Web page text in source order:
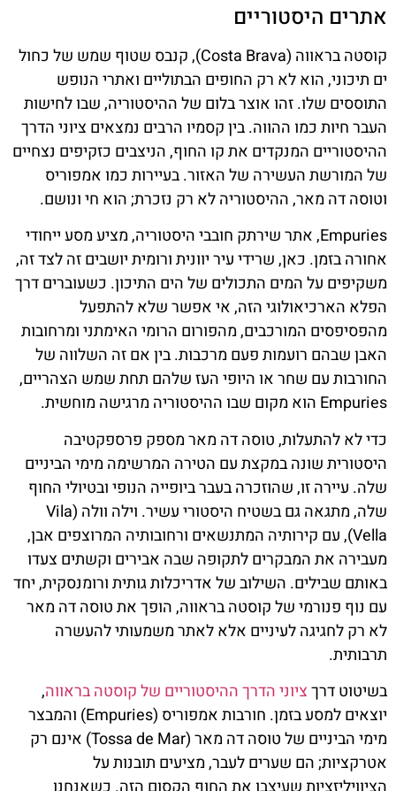
אתרים היסטוריים
קוסטה בראווה (Costa Brava), קנבס שטוף שמש של כחול
ים תיכוני, הוא לא רק החופים הבתוליים ואתרי הנופש
התוססים שלו. זהו אוצר בלום של ההיסטוריה, שבו לחישות
העבר חיות כמו ההווה. בין קסמיו הרבים נמצאים ציוני הדרך
ההיסטוריים המנקדים את קו החוף, הניצבים כזקיפים נצחיים
של המורשת העשירה של האזור. בעיירות כמו אמפוריס
וטוסה דה מאר, ההיסטוריה לא רק נזכרת; הוא חי ונושם.
Empuries, אתר שירתק חובבי היסטוריה, מציע מסע ייחודי
אחורה בזמן. כאן, שרידי עיר יוונית ורומית יושבים זה לצד זה,
משקיפים על המים התכולים של הים התיכון. כשעוברים דרך
הפלא הארכיאולוגי הזה, אי אפשר שלא להתפעל
מהפסיפסים המורכבים, מהפורום הרומי האימתני ומרחובות
האבן שבהם רועמות פעם מרכבות. בין אם זה השלווה של
החורבות עם שחר או היופי העז שלהם תחת שמש הצהריים,
Empuries הוא מקום שבו ההיסטוריה מרגישה מוחשית.
כדי לא להתעלות, טוסה דה מאר מספק פרספקטיבה
היסטורית שונה במקצת עם הטירה המרשימה מימי הביניים
שלה. עיירה זו, שהוזכרה בעבר ביופייה הנופי ובטיולי החוף
שלה, מתגאה גם בשטיח היסטורי עשיר. וילה וולה (Vila
Vella), עם קירותיה המתנשאים ורחובותיה המרוצפים אבן,
מעבירה את המבקרים לתקופה שבה אבירים וקשתים צעדו
באותם שבילים. השילוב של אדריכלות גותית ורומנסקית, יחד
עם נוף פנורמי של קוסטה בראווה, הופך את טוסה דה מאר
לא רק לחגיגה לעיניים אלא לאתר משמעותי להעשרה
תרבותית.
בשיטוט דרךציוני הדרך ההיסטוריים של קוסטה בראווה,
יוצאים למסע בזמן. חורבות אמפוריס (Empuries) והמבצר
מימי הביניים של טוסה דה מאר (Tossa de Mar) אינם רק
אטרקציות; הם שערים לעבר, מציעים תובנות על